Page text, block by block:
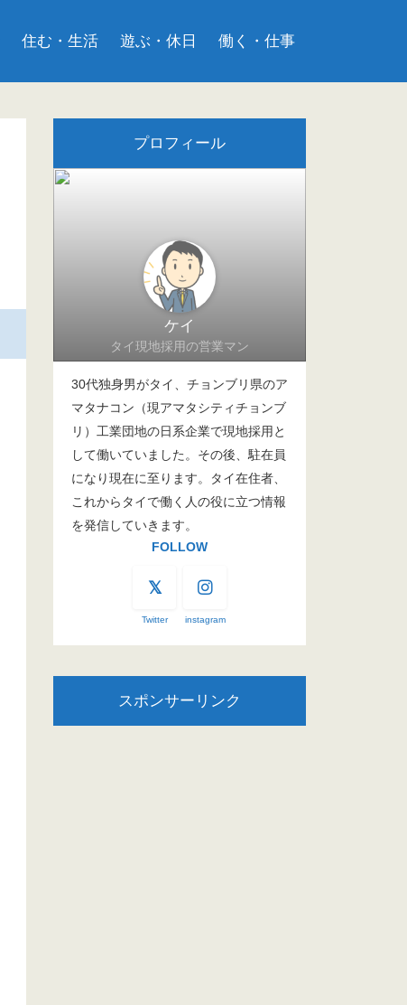
住む・生活 遊ぶ・休日 働く・仕事
プロフィール
ケイ
タイ現地採用の営業マン
30代独身男がタイ、チョンブリ県のア
マタナコン（現アマタシティチョンブ
リ）工業団地の日系企業で現地採用と
して働いていました。その後、駐在員
になり現在に至ります。タイ在住者、
これからタイで働く人の役に立つ情報
を発信していきます。
FOLLOW
Twitter instagram
スポンサーリンク